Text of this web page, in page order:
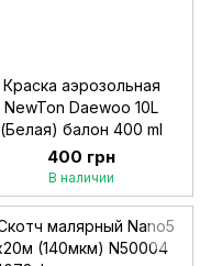
Краска аэрозольная
NewTon Daewoo 10L
(Белая) балон 400 ml
400 грн
В наличии